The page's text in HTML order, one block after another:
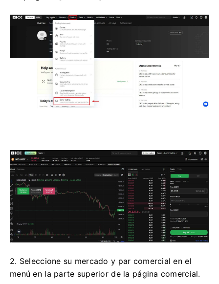
2. Seleccione su mercado y par comercial en el
menú en la parte superior de la página comercial.